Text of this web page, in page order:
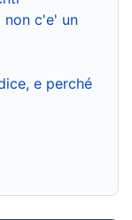
non c'e' un
e perché